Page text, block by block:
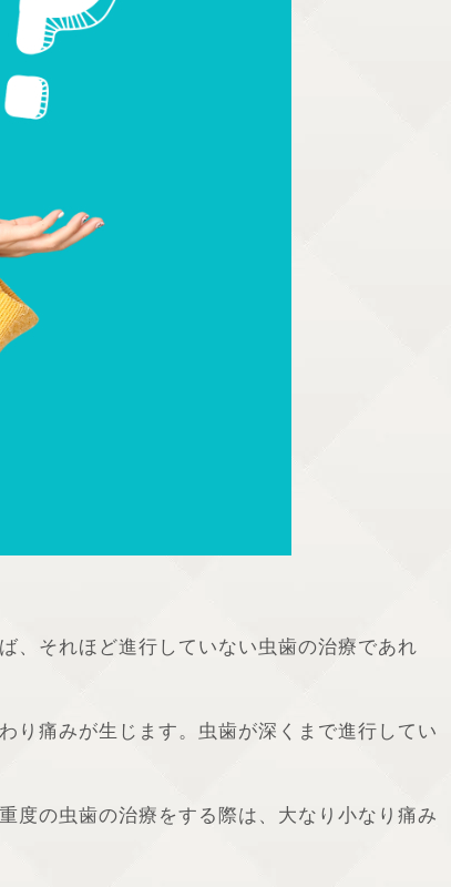
、それほど進行していない虫歯の治療であれ
り痛みが生じます。虫歯が深くまで進行してい
度の虫歯の治療をする際は、大なり小なり痛み